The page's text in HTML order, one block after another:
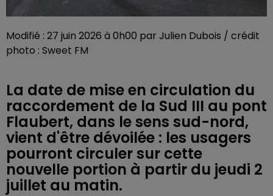
Modifié : 27 juin 2026 à 0h00 par Julien Dubois / crédit
photo : Sweet FM
La date de mise en circulation du
raccordement de la Sud III au pont
Flaubert, dans le sens sud-nord,
vient d'être dévoilée : les usagers
pourront circuler sur cette
nouvelle portion à partir du jeudi 2
juillet au matin.